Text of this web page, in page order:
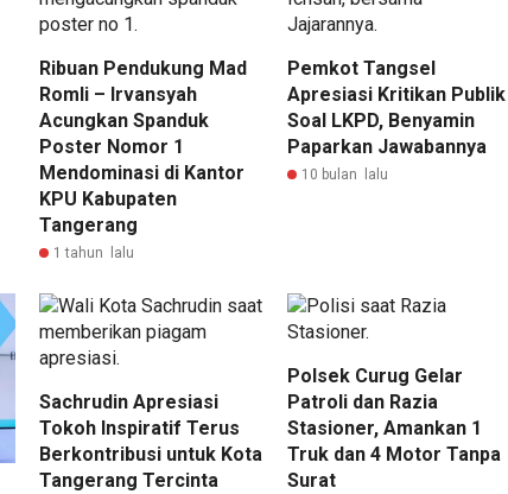
Ribuan Pendukung Mad
Romli – Irvansyah
Acungkan Spanduk
Poster Nomor 1
Mendominasi di Kantor
KPU Kabupaten
Tangerang
1 tahun lalu
Pemkot Tangsel
Apresiasi Kritikan Publik
Soal LKPD, Benyamin
Paparkan Jawabannya
10 bulan lalu
Sachrudin Apresiasi
Tokoh Inspiratif Terus
Berkontribusi untuk Kota
Tangerang Tercinta
Polsek Curug Gelar
Patroli dan Razia
Stasioner, Amankan 1
Truk dan 4 Motor Tanpa
Surat